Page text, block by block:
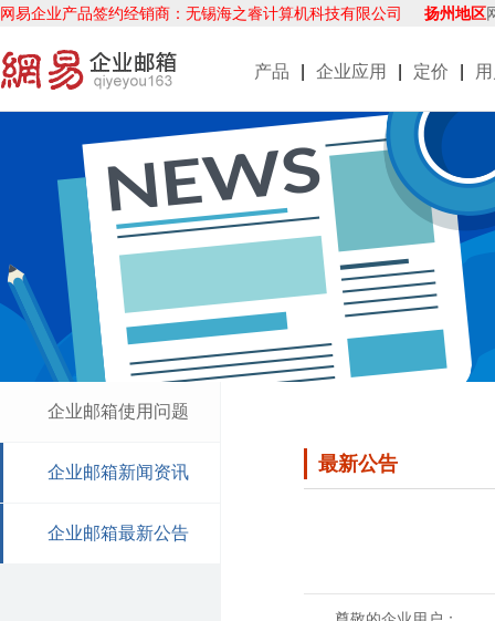
网易企业产品签约经销商：无锡海之睿计算机科技有限公司 扬州地区
产品 企业应用 定价
企业邮箱使用问题
企业邮箱新闻资讯
企业邮箱最新公告
最新公告